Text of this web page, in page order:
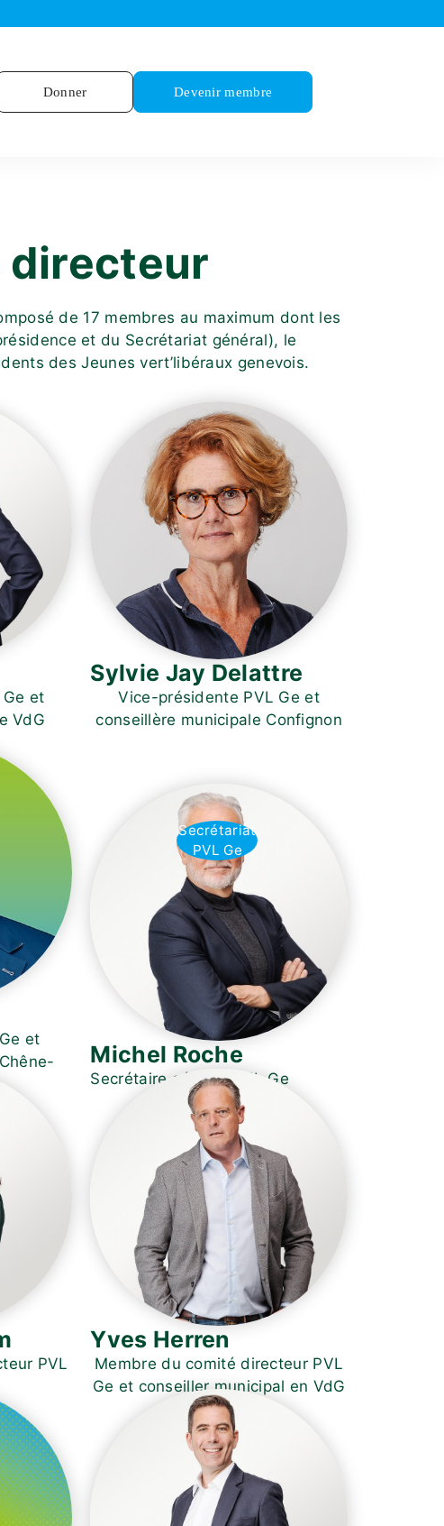
Donner Devenir membre
directeur
de 17 membres au maximum dont les
et du Secrétariat général), le
des Jeunes vert’libéraux genevois.
et
VdG
Sylvie Jay Delattre
Vice-présidente PVL Ge et
conseillère municipale Confignon
et
Secrétariat
PVL Ge
Michel Roche
Secrétaire général PVL Ge
PVL
Yves Herren
Membre du comité directeur PVL
Ge et conseiller municipal en VdG